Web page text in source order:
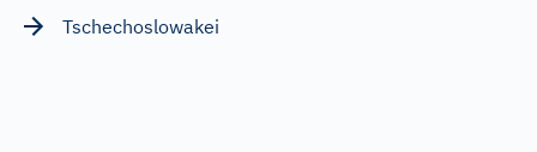
Tschechoslowakei